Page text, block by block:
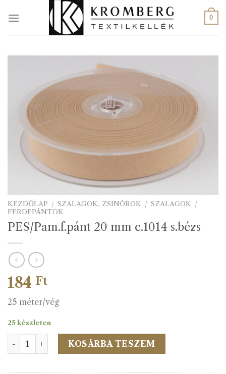
0
KEZDŐLAP / SZALAGOK, ZSINÓROK / SZALAGOK /
FERDEPÁNTOK
PES/Pam.f.pánt 20 mm c.1014 s.bézs
184 Ft
25 méter/vég
25 készleten
PES/Pam.f.pánt 20 mm c.1014 s.bézs mennyiség
KOSÁRBA TESZEM